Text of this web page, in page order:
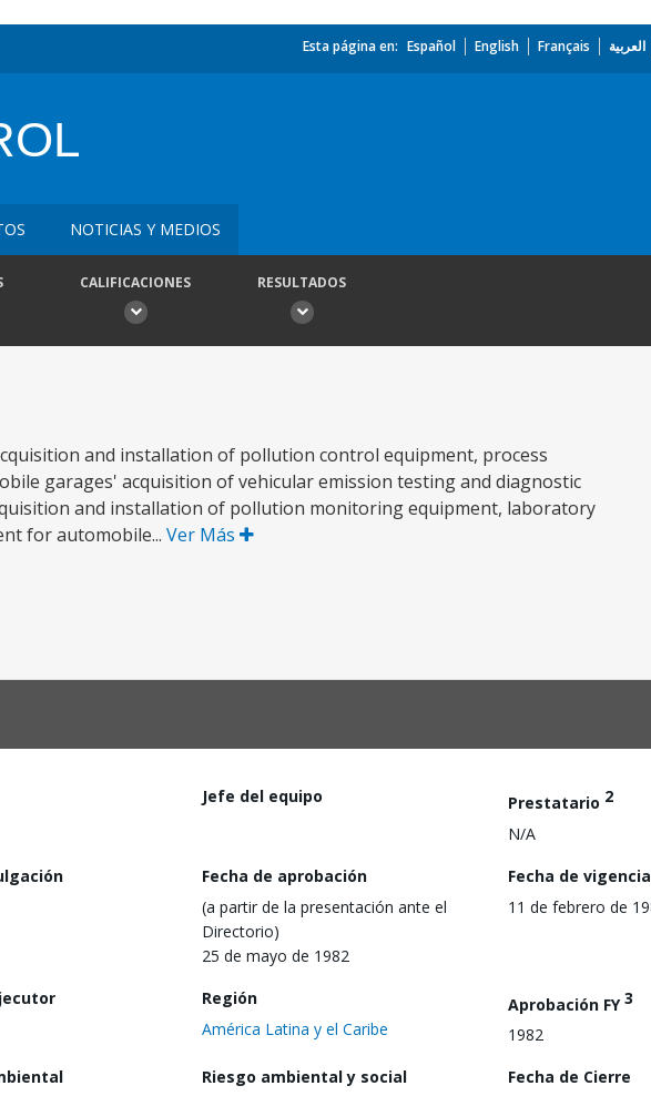
Esta página en: Español English Français العربية
NOTICIAS Y MEDIOS
CALIFICACIONES RESULTADOS
and installation of pollution control equipment, process
garages' acquisition of vehicular emission testing and diagnostic
and installation of pollution monitoring equipment, laboratory
for automobile... Ver Más
Jefe del equipo Prestatario 2
N/A
Fecha de aprobación
(a partir de la presentación ante el
Directorio)
25 de mayo de 1982
Fecha de vigencia
11 de febrero de
Región
América Latina y el Caribe
Aprobación FY3
1982
Riesgo ambiental y social
Fecha de Cierre